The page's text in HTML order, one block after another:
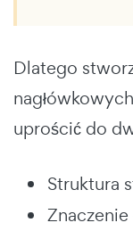
Dlatego
uprościć do
Struktura